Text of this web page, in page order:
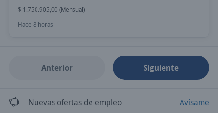
$ 1.750.905,00 (Mensual)
Hace 8 horas
Anterior Siguiente
Nuevas ofertas de empleo Avísame